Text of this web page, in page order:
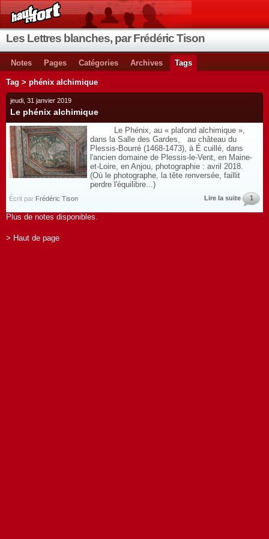
Les Lettres blanches, par Frédéric Tison
Notes Pages Catégories Archives Tags
Tag > phénix alchimique
jeudi, 31 janvier 2019
Le phénix alchimique
Le Phénix, au « plafond alchimique »,
dans la Salle des Gardes, au château du
Plessis-Bourré (1468-1473), à É cuillé, dans
l'ancien domaine de Plessis-le-Vent, en Maine-
et-Loire, en Anjou, photographie : avril 2018.
(Où le photographe, la tête renversée, faillit
perdre l'équilibre...)
Écrit par Frédéric Tison Lire la suite 1
Plus de notes disponibles.
> Haut de page